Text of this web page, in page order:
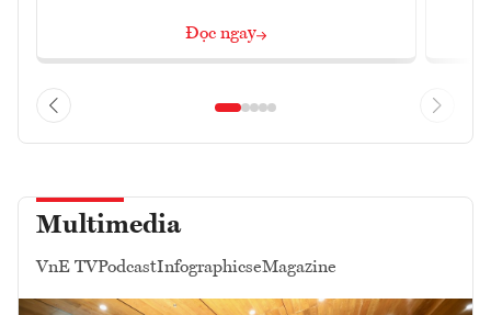
Đọc ngay
Multimedia
VnE TVPodcastInfographicseMagazine